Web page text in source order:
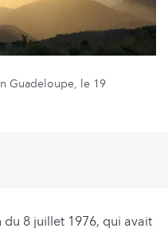
Guadeloupe, le 19
8 juillet 1976, qui avait